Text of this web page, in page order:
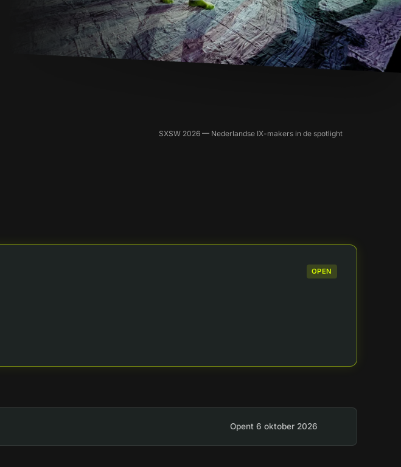
SXSW 2026 — Nederlandse IX-makers in de spotlight
OPEN
Opent 6 oktober 2026